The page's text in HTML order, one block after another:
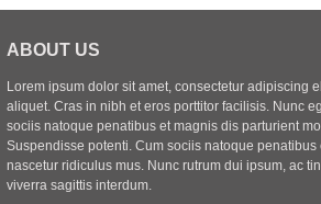
ABOUT US
Lorem ipsum dolor sit amet, consectetur adipiscing
aliquet. Cras in nibh et eros porttitor facilisis. Nunc
sociis natoque penatibus et magnis dis parturient
Suspendisse potenti. Cum sociis natoque
nascetur ridiculus mus. Nunc rutrum dui ipsum, ac
viverra sagittis interdum.